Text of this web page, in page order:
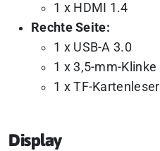
1 x HDMI 1.4
Rechte Seite:
1 x USB-A 3.0
1 x 3,5-mm-
1 x TF-
Display